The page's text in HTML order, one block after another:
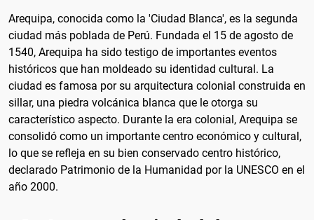
Arequipa, conocida como la 'Ciudad Blanca', es la segunda
ciudad más poblada de Perú. Fundada el 15 de agosto de
1540, Arequipa ha sido testigo de importantes eventos
históricos que han moldeado su identidad cultural. La
ciudad es famosa por su arquitectura colonial construida en
sillar, una piedra volcánica blanca que le otorga su
característico aspecto. Durante la era colonial, Arequipa se
consolidó como un importante centro económico y cultural,
lo que se refleja en su bien conservado centro histórico,
declarado Patrimonio de la Humanidad por la UNESCO en el
año 2000.